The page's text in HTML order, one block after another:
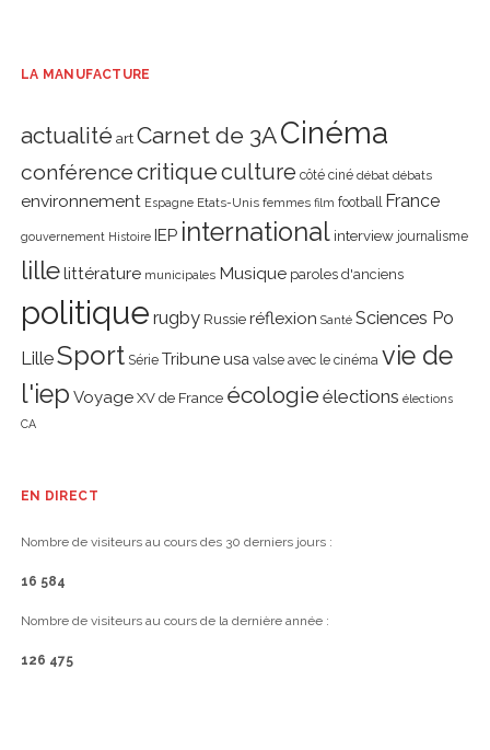
LA MANUFACTURE
actualité art Carnet de 3ACinéma
conférencecritiqueculture côté ciné débat débats
environnement Espagne Etats-Unis femmes film football France
gouvernement Histoire IEP international interview journalisme
lillelittérature municipales Musique paroles d'anciens
politique rugby Russie réflexion Santé Sciences Po
LilleSport Série Tribune usa valse avec le cinéma vie de
l'iep Voyage XV de France écologie élections élections
CA
EN DIRECT
Nombre de visiteurs au cours des 30 derniers jours :
16 584
Nombre de visiteurs au cours de la dernière année :
126 475